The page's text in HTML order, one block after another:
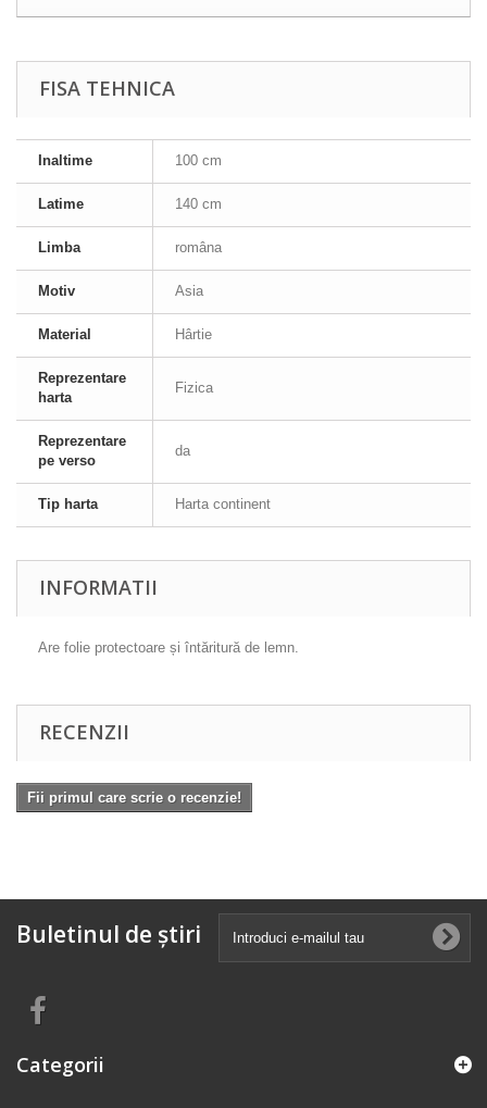
FISA TEHNICA
Inaltime 100 cm
Latime 140 cm
Limba româna
Motiv Asia
Material Hârtie
Reprezentare
harta
Fizica
Reprezentare
pe verso
da
Tip harta Harta continent
INFORMATII
Are folie protectoare și întăritură de lemn.
RECENZII
Fii primul care scrie o recenzie!
Buletinul de știri
Categorii